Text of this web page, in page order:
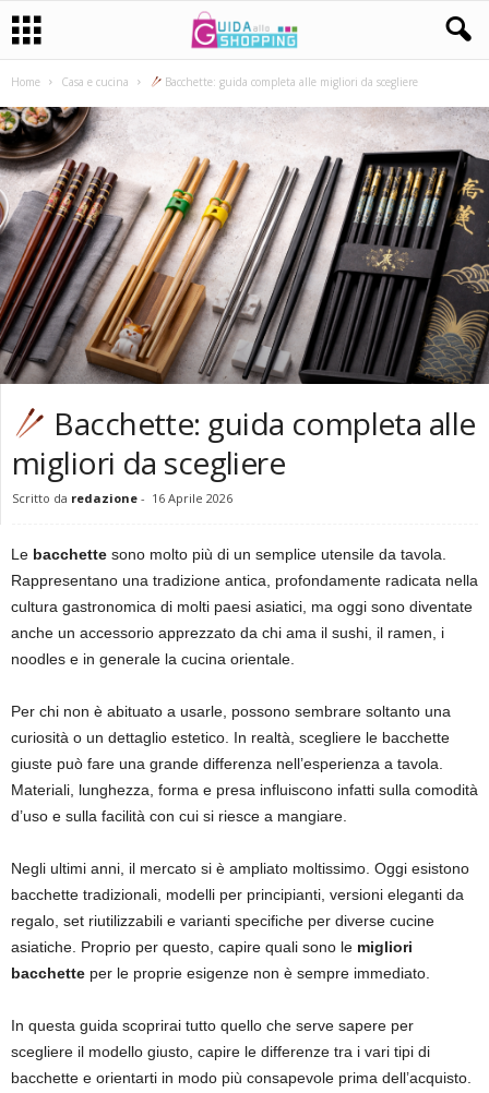
Home Casa e cucina Bacchette: guida completa alle migliori da scegliere
Bacchette: guida completa alle
migliori da scegliere
Scritto da redazione - 16 Aprile 2026
Le bacchette sono molto più di un semplice utensile da tavola.
Rappresentano una tradizione antica, profondamente radicata nella
cultura gastronomica di molti paesi asiatici, ma oggi sono diventate
anche un accessorio apprezzato da chi ama il sushi, il ramen, i
noodles e in generale la cucina orientale.
Per chi non è abituato a usarle, possono sembrare soltanto una
curiosità o un dettaglio estetico. In realtà, scegliere le bacchette
giuste può fare una grande differenza nell’esperienza a tavola.
Materiali, lunghezza, forma e presa influiscono infatti sulla comodità
d’uso e sulla facilità con cui si riesce a mangiare.
Negli ultimi anni, il mercato si è ampliato moltissimo. Oggi esistono
bacchette tradizionali, modelli per principianti, versioni eleganti da
regalo, set riutilizzabili e varianti specifiche per diverse cucine
asiatiche. Proprio per questo, capire quali sono le migliori
bacchette per le proprie esigenze non è sempre immediato.
In questa guida scoprirai tutto quello che serve sapere per
scegliere il modello giusto, capire le differenze tra i vari tipi di
bacchette e orientarti in modo più consapevole prima dell’acquisto.